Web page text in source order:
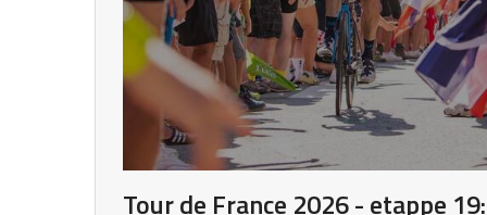
Tour de France 2026 - etappe 19: